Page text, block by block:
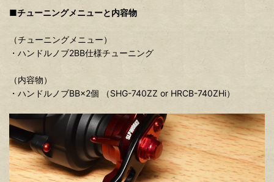
■チューニングメニューと内容物
（チューニングメニュー）
・ハンドルノブ2BB仕様チューニング
（内容物）
・ハンドルノブBB×2個 （SHG-740ZZ or HRCB-740ZHi）